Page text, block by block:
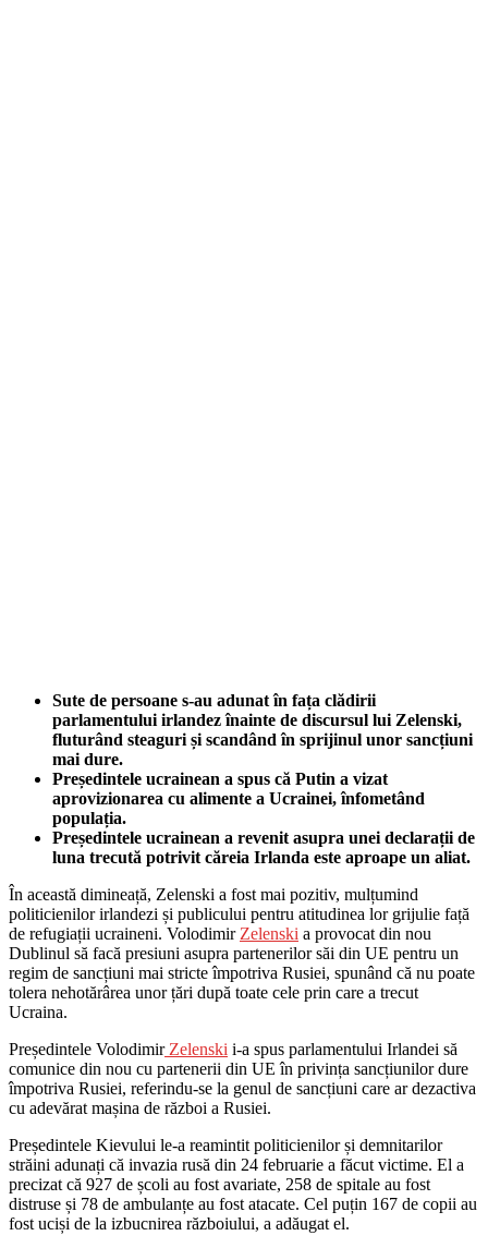
Sute de persoane s-au adunat în fața clădirii
parlamentului irlandez înainte de discursul lui Zelenski,
fluturând steaguri și scandând în sprijinul unor sancțiuni
mai dure.
Președintele ucrainean a spus că Putin a vizat
aprovizionarea cu alimente a Ucrainei, înfometând
populația.
Președintele ucrainean a revenit asupra unei declarații de
luna trecută potrivit căreia Irlanda este aproape un aliat.
În această dimineață, Zelenski a fost mai pozitiv, mulțumind
politicienilor irlandezi și publicului pentru atitudinea lor grijulie față
de refugiații ucraineni. Volodimir Zelenski a provocat din nou
Dublinul să facă presiuni asupra partenerilor săi din UE pentru un
regim de sancțiuni mai stricte împotriva Rusiei, spunând că nu poate
tolera nehotărârea unor țări după toate cele prin care a trecut
Ucraina.
Președintele VolodimirZelenski i-a spus parlamentului Irlandei să
comunice din nou cu partenerii din UE în privința sancțiunilor dure
împotriva Rusiei, referindu-se la genul de sancțiuni care ar dezactiva
cu adevărat mașina de război a Rusiei.
Președintele Kievului le-a reamintit politicienilor și demnitarilor
străini adunați că invazia rusă din 24 februarie a făcut victime. El a
precizat că 927 de școli au fost avariate, 258 de spitale au fost
distruse și 78 de ambulanțe au fost atacate. Cel puțin 167 de copii au
fost uciși de la izbucnirea războiului, a adăugat el.